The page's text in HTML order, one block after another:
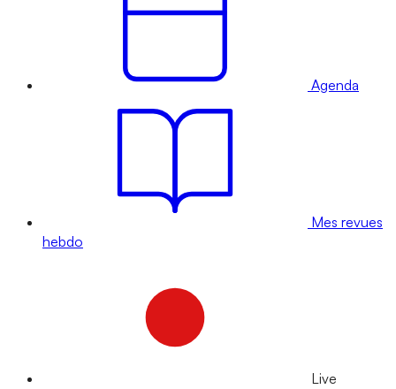
Agenda
Mes revues
hebdo
Live